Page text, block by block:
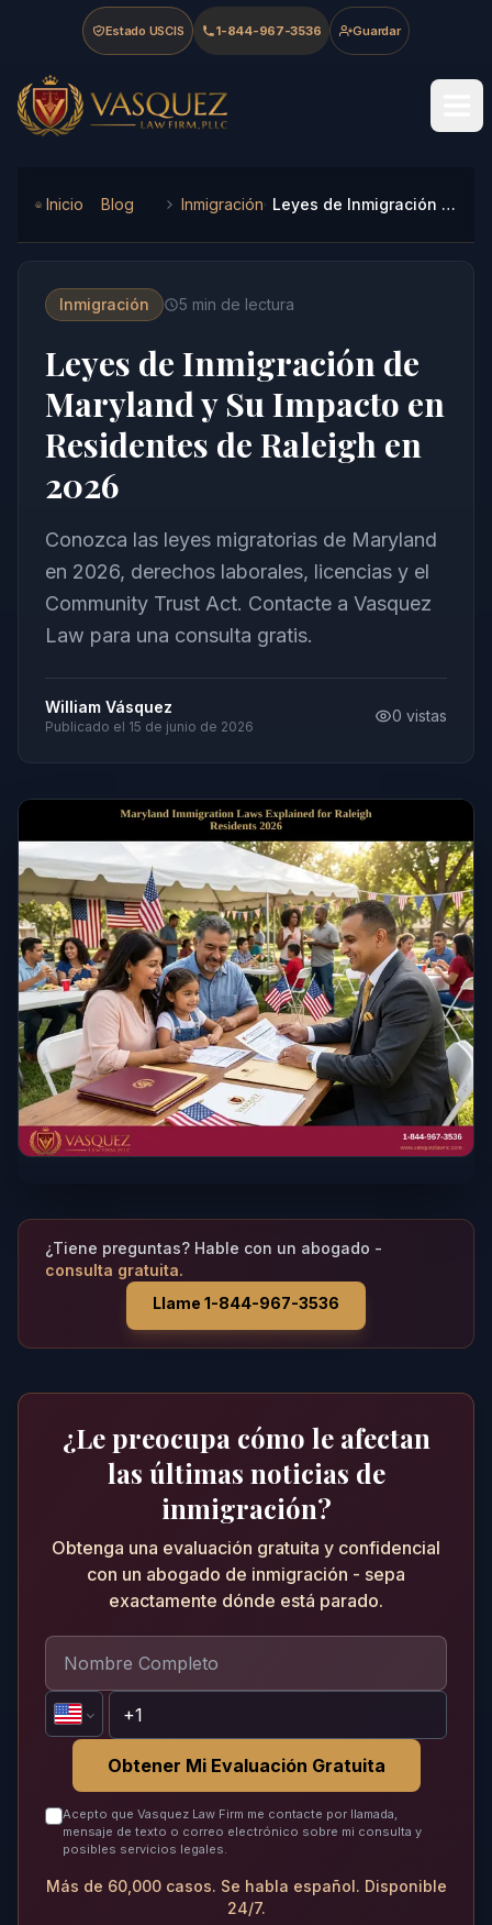
Skip to main content
Skip to navigation
Skip to footer
Estado USCIS 1-844-967-3536 Guardar
Vasquez Law Firm - Home
Inicio Blog Inmigración Leyes de Inmigración de Maryland y Su Impacto en Residentes de Raleigh en 2026
Inmigración 5 min de lectura
Leyes de Inmigración de
Maryland y Su Impacto en
Residentes de Raleigh en
2026
Conozca las leyes migratorias de Maryland
en 2026, derechos laborales, licencias y el
Community Trust Act. Contacte a Vasquez
Law para una consulta gratis.
William Vásquez
Publicado el 15 de junio de 2026
0 vistas
¿Tiene preguntas? Hable con un abogado -
consulta gratuita.
Llame 1-844-967-3536
¿Le preocupa cómo le afectan
las últimas noticias de
inmigración?
Obtenga una evaluación gratuita y confidencial
con un abogado de inmigración - sepa
exactamente dónde está parado.
Obtener Mi Evaluación Gratuita
Acepto que Vasquez Law Firm me contacte por llamada,
mensaje de texto o correo electrónico sobre mi consulta y
posibles servicios legales.
Más de 60,000 casos. Se habla español. Disponible
24/7.